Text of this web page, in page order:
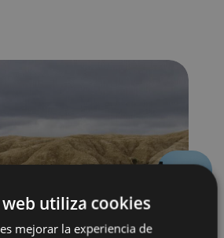
web utiliza cookies
mejorar la experiencia de